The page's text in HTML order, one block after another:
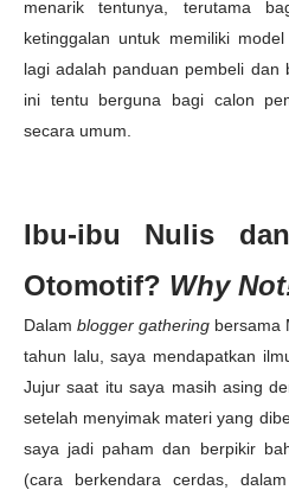
menarik tentunya, terutama
ketinggalan untuk memiliki
lagi adalah panduan pembeli dan
ini tentu berguna bagi calon
secara umum.
Ibu-ibu Nulis
Otomotif? Why
Dalam blogger gathering bersama
tahun lalu, saya mendapatkan
Jujur saat itu saya masih asing
setelah menyimak materi yang
saya jadi paham dan berpikir
(cara berkendara cerdas,